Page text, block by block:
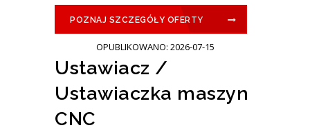
POZNAJ SZCZEGÓŁY OFERTY
OPUBLIKOWANO: 2026-07-15
Ustawiacz /
Ustawiaczka maszyn
CNC